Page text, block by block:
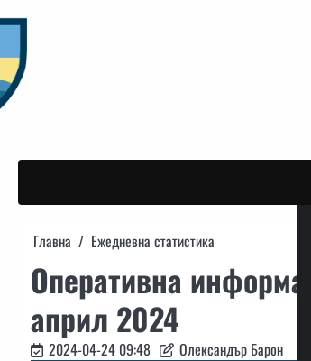
to
content
Главна Ежедневна статистика
Оперативна
април 2024
2024-04-24 09:48 Олександър Барон